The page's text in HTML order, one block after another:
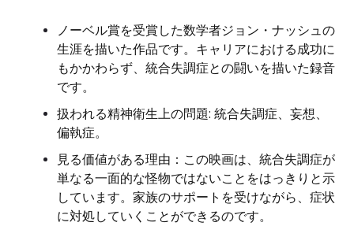
ノーベル賞を受賞した数学者ジョン・ナッシュの
生涯を描いた作品です。キャリアにおける成功に
もかかわらず、統合失調症との闘いを描いた録音
です。
扱われる精神衛生上の問題: 統合失調症、妄想、
偏執症。
見る価値がある理由：この映画は、統合失調症が
単なる一面的な怪物ではないことをはっきりと示
しています。家族のサポートを受けながら、症状
に対処していくことができるのです。